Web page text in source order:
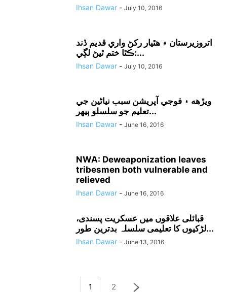
Ihsan Dawar - July 10, 2016
اتروزيرستان ۾ هٿيار رکڻ واري قديم ڏند
ڪٿا ختم ٿيڻ لڳي:...
Ihsan Dawar - July 10, 2016
ويڙهه ۽ فوجي آپريشن سبب نياڻين جي
تعليم جو سلسلو ٻيهر...
Ihsan Dawar - June 16, 2016
NWA: Deweaponization leaves
tribesmen both vulnerable and
relieved
Ihsan Dawar - June 16, 2016
قبائلی علاقوں میں عسکریت پسندی،
لڑکیوں کا تعلیمی سلسلہ بدترین طور...
Ihsan Dawar - June 13, 2016
1 2